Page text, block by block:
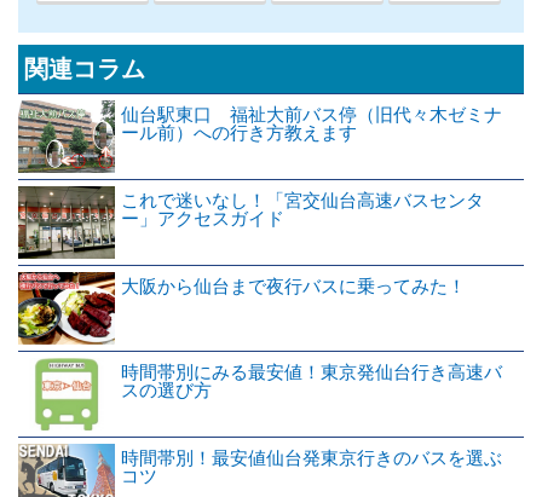
関連コラム
仙台駅東口 福祉大前バス停（旧代々木ゼミナ
ール前）への行き方教えます
これで迷いなし！「宮交仙台高速バスセンタ
ー」アクセスガイド
大阪から仙台まで夜行バスに乗ってみた！
時間帯別にみる最安値！東京発仙台行き高速バ
スの選び方
時間帯別！最安値仙台発東京行きのバスを選ぶ
コツ